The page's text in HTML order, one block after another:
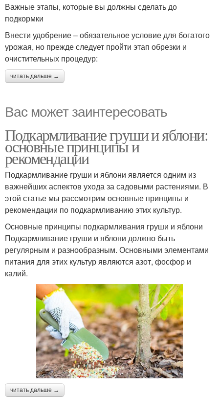
Важные этапы, которые вы должны сделать до
подкормки
Внести удобрение – обязательное условие для богатого
урожая, но прежде следует пройти этап обрезки и
очистительных процедур:
читать дальше →
Вас может заинтересовать
Подкармливание груши и яблони:
основные принципы и
рекомендации
Подкармливание груши и яблони является одним из
важнейших аспектов ухода за садовыми растениями. В
этой статье мы рассмотрим основные принципы и
рекомендации по подкармливанию этих культур.
Основные принципы подкармливания груши и яблони
Подкармливание груши и яблони должно быть
регулярным и разнообразным. Основными элементами
питания для этих культур являются азот, фосфор и
калий.
читать дальше →